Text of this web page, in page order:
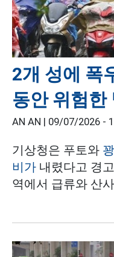
2개 성에 폭
동안 위험한
AN AN | 09/07/2026 -
기상청은 푸토와
비가 내렸다고 경
역에서 급류와 산